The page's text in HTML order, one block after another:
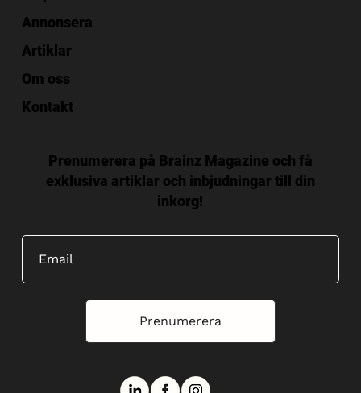
Annonsera
Artiklar
Om oss
Kontakt
Prenumerera på Brainz Magazine och få
exklusiva artiklar och inbjudningar till din
inkorg!
Prenumerera